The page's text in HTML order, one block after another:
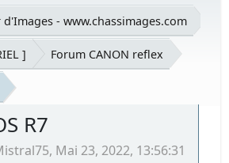
d'Images - www.chassimages.com
] Forum CANON reflex
R7
Mai 23, 2022, 13:56:31